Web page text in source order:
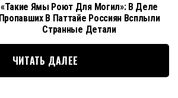
«Такие Ямы Роют Для Могил»: В Деле
Пропавших В Паттайе Россиян Всплыли
Странные Детали
ЧИТАТЬ ДАЛЕЕ